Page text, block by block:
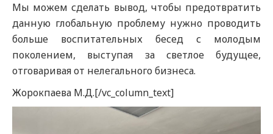
Мы можем сделать вывод, чтобы предотвратить
данную глобальную проблему нужно проводить
больше воспитательных бесед с молодым
поколением, выступая за светлое будущее,
отговаривая от нелегального бизнеса.
Жорокпаева М.Д.[/vc_column_text]